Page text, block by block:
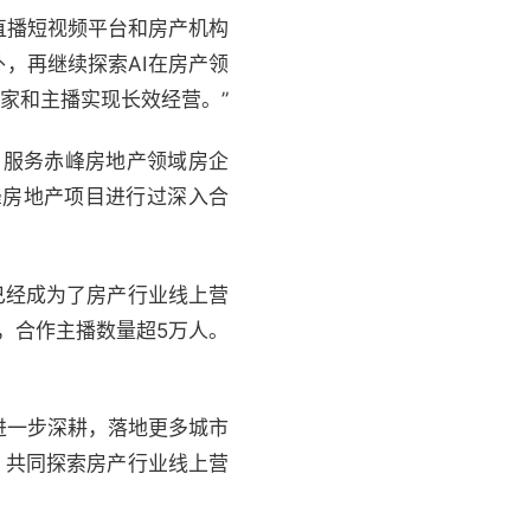
短视频平台和房产机构
再继续探索AI在房产领
和主播实现长效经营。”
务赤峰房地产领域房企
地产项目进行过深入合
成为了房产行业线上营
作主播数量超5万人。
步深耕，落地更多城市
同探索房产行业线上营